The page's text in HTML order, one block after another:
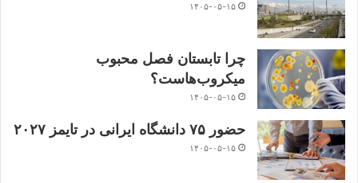
۱۴۰۵-۰۵-۱۵
چرا تابستان فصل محبوب
میکروب‌هاست؟
۱۴۰۵-۰۵-۱۵
حضور ۷۵ دانشگاه ایرانی در تایمز ۲۰۲۷
۱۴۰۵-۰۵-۱۵